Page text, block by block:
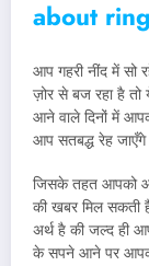
about
आप गहरी नींद में
ज़ोर से बज रहा है
आने वाले दिनों में
आप सतबद्ध रेह जाएँगे
जिसके तहत आपको
की खबर मिल सकती
अर्थ है की जल्द ही
के सपने आने पर आपको